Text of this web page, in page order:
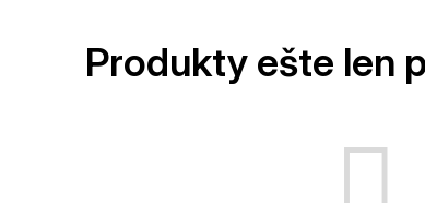
Produkty ešte len